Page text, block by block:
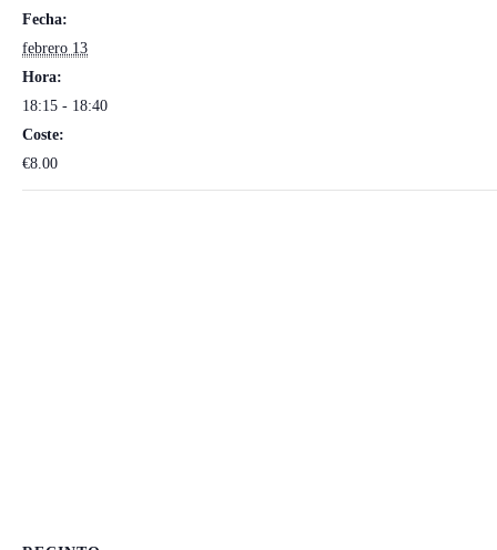
Fecha:
febrero 13
Hora:
18:15 - 18:40
Coste:
€8.00